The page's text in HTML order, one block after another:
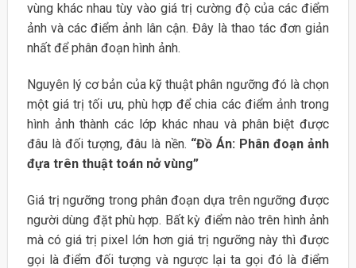
vùng khác nhau tùy vào giá trị cường độ của các điểm
ảnh và các điểm ảnh lân cận. Đây là thao tác đơn giản
nhất để phân đoạn hình ảnh.
Nguyên lý cơ bản của kỹ thuật phân ngưỡng đó là chọn
một giá trị tối ưu, phù hợp để chia các điểm ảnh trong
hình ảnh thành các lớp khác nhau và phân biệt được
đâu là đối tượng, đâu là nền. “Đồ Án: Phân đoạn ảnh
đựa trên thuật toán nở vùng”
Giá trị ngưỡng trong phân đoạn dựa trên ngưỡng được
người dùng đặt phù hợp. Bất kỳ điểm nào trên hình ảnh
mà có giá trị pixel lớn hơn giá trị ngưỡng này thì được
gọi là điểm đối tượng và ngược lại ta gọi đó là điểm